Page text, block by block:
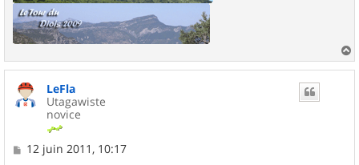
a
LeFla
Utagawiste
novice
M12 juin 2011, 10:17